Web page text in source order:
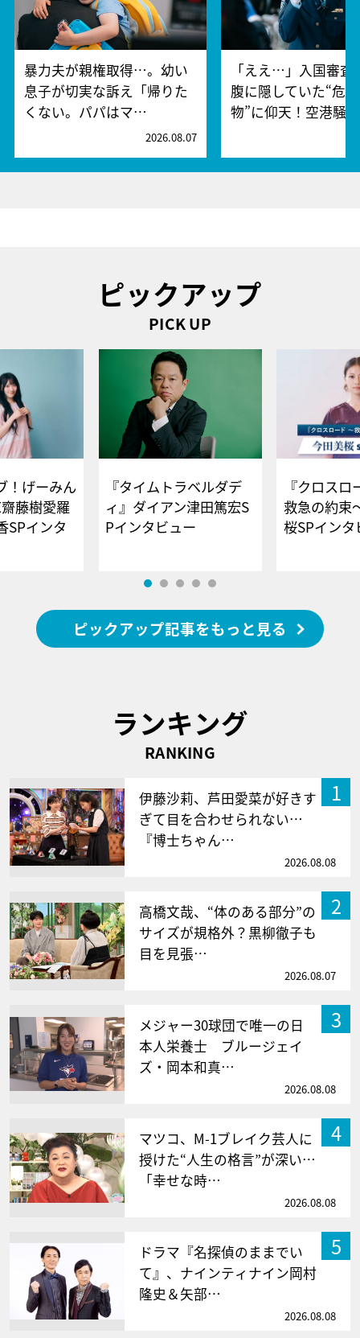
暴力夫が親権取得…。幼い
息子が切実な訴え「帰りた
くない。パパはマ…
2026.08.07
「ええ…」入国審査
腹に隠していた“危
物”に仰天！空港騒
ピックアップ
PICK UP
！げーみん
藤樹愛羅
SPインタ
『タイムトラベルダデ
ィ』ダイアン津田篤宏S
Pインタビュー
『クロス
救急の約束
桜SPイ
ピックアップ記事をもっと見る
ランキング
RANKING
1
伊藤沙莉、芦田愛菜が好きす
ぎて目を合わせられない…
『博士ちゃん…
2026.08.08
2
高橋文哉、“体のある部分”の
サイズが規格外？黒柳徹子も
目を見張…
2026.08.07
3
メジャー30球団で唯一の日
本人栄養士 ブルージェイ
ズ・岡本和真…
2026.08.08
4
マツコ、M-1ブレイク芸人に
授けた“人生の格言”が深い…
「幸せな時…
2026.08.08
5
ドラマ『名探偵のままでい
て』、ナインティナイン岡村
隆史＆矢部…
2026.08.08